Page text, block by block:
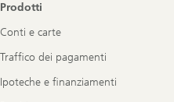
Prodotti
Conti e carte
Traffico dei pagamenti
Ipoteche e finanziamenti